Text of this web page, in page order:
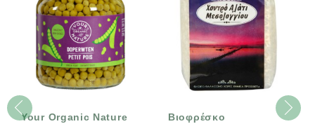
Your Organic Nature Βιοφρέσκο